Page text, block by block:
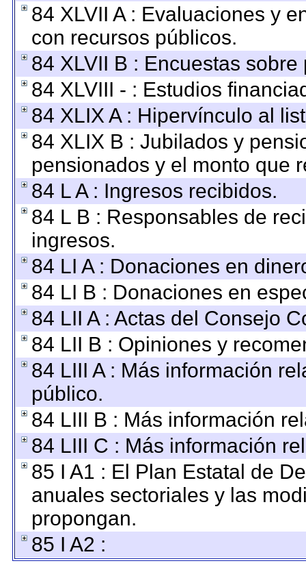
84 XLVII A : Evaluaciones y
con recursos públicos.
84 XLVII B : Encuestas sobre
84 XLVIII - : Estudios
84 XLIX A : Hipervínculo al
84 XLIX B : Jubilados y
pensionados y el monto que
84 L A : Ingresos recibidos.
84 L B : Responsables de
ingresos.
84 LI A : Donaciones en
84 LI B : Donaciones en
84 LII A : Actas del Consejo
84 LII B : Opiniones y
84 LIII A : Más información
público.
84 LIII B : Más información
84 LIII C : Más información
85 I A1 : El Plan Estatal de
anuales sectoriales y las
propongan.
85 I A2 :